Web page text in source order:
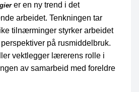
er en ny trend i det
arbeidet. Tenkningen tar
tilnærminger styrker arbeidet
på rusmiddelbruk.
vektlegger lærerens rolle i
av samarbeid med foreldre